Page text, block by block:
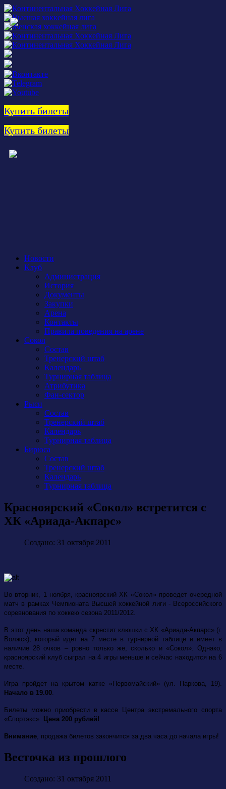
Купить билеты
Купить билеты
Новости
Клуб
Администрация
История
Документы
Закупки
Арена
Контакты
Правила поведения на арене
Сокол
Состав
Тренерский штаб
Календарь
Турнирная таблица
Атрибутика
Фан-сектор
Рыси
Состав
Тренерский штаб
Календарь
Турнирная таблица
Бирюса
Состав
Тренерский штаб
Календарь
Турнирная таблица
Красноярский «Сокол» встретится с
ХК «Ариада-Акпарс»
Создано: 31 октября 2011
Во вторник, 1 ноября, красноярский ХК «Сокол» проведет очередной
матч в рамках Чемпионата Высшей хоккейной лиги - Всероссийского
соревнования по хоккею сезона 2011/2012.
В этот день наша команда скрестит клюшки с ХК «Ариада-Акпарс» (г.
Волжск), который идет на 7 месте в турнирной таблице и имеет в
наличие 28 очков – ровно только же, сколько и «Сокол». Однако,
красноярский клуб сыграл на 4 игры меньше и сейчас находится на 6
месте.
Игра пройдет на крытом катке «Первомайский» (ул. Паркова, 19).
Начало в 19.00
Билеты можно приобрести в кассе Центра экстремального спорта
«Спортэкс».
Цена 200 рублей!
Внимание , продажа билетов закончится за два часа до начала игры!
Весточка из прошлого
Создано: 31 октября 2011